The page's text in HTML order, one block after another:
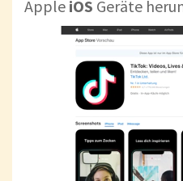
Apple iOS Geräte